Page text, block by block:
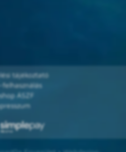
tájékoztató
ÁSZF